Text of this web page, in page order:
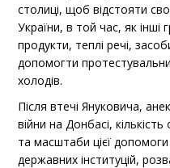
столиці, щоб відстояти
України, в той час, як
продукти, теплі речі,
допомогти
холодів.
Після втечі Януковича,
війни на Донбасі,
та масштаби цієї
державних інституцій,